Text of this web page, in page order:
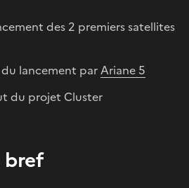
des 2 premiers satellites
lancement parAriane 5
du projet Cluster
bref